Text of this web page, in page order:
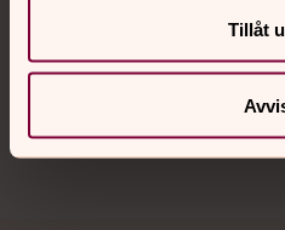
Tillåt
Sociala kanaler